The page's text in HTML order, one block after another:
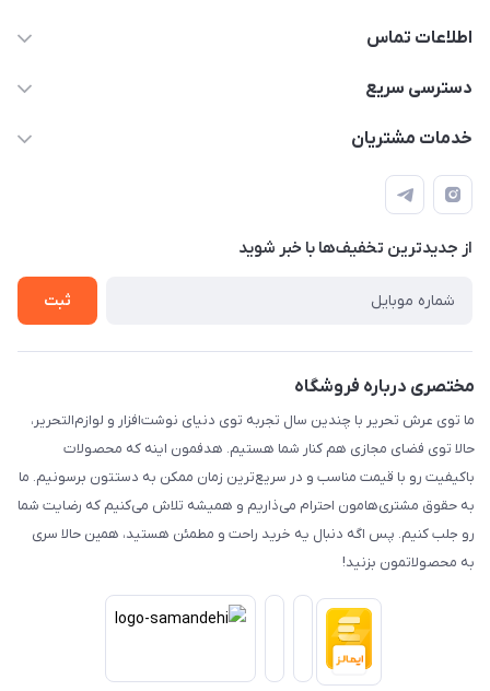
اطلاعات تماس
2424 3672 - 021
دسترسی سریع
لیست محصولات
راهنما
خدمات مشتریان
پرداخت الکترونیکی امن
رویه ارسال کالا
حریم خصوصی
تماس با ما
از جدید‌ترین تخفیف‌ها با‌ خبر شوید
ثبت
مختصری درباره فروشگاه
ما توی عرش تحریر با چندین سال تجربه توی دنیای نوشت‌افزار و لوازم‌التحریر،
حالا توی فضای مجازی هم کنار شما هستیم. هدفمون اینه که محصولات
باکیفیت رو با قیمت مناسب و در سریع‌ترین زمان ممکن به دستتون برسونیم. ما
به حقوق مشتری‌هامون احترام می‌ذاریم و همیشه تلاش می‌کنیم که رضایت شما
رو جلب کنیم. پس اگه دنبال یه خرید راحت و مطمئن هستید، همین حالا سری
به محصولاتمون بزنید!